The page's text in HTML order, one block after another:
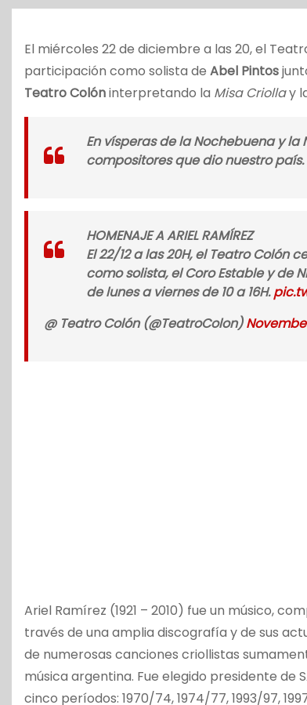
El miércoles 22 de diciembre a las 20, el
participación como solista de Abel Pintos
Teatro Colóninterpretando la Misa Criollay
En vísperas de la Nochebuena y
compositores que dio nuestro país.
HOMENAJE A ARIEL RAMÍREZ
El 22/12 a las 20H, el Teatro Colón
como solista, el Coro Estable y de
de lunes a viernes de 10 a 16H.
@ Teatro Colón (@TeatroColon)
Ariel Ramírez (1921 – 2010) fue un músico,
través de una amplia discografía y de sus
de numerosas canciones criollistas
música argentina. Fue elegido presidente de
cinco períodos: 1970/74, 1974/77, 1993/97,